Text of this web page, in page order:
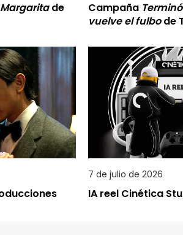
Margaritade
Campaña
vuelve el fulbode
7 de julio de 2026
IA reel Cinética